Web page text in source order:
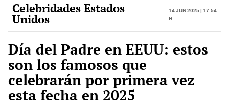
Celebridades Estados
Unidos
14 Jun 2025 | 17:54
h
Día del Padre en EEUU: estos
son los famosos que
celebrarán por primera vez
esta fecha en 2025